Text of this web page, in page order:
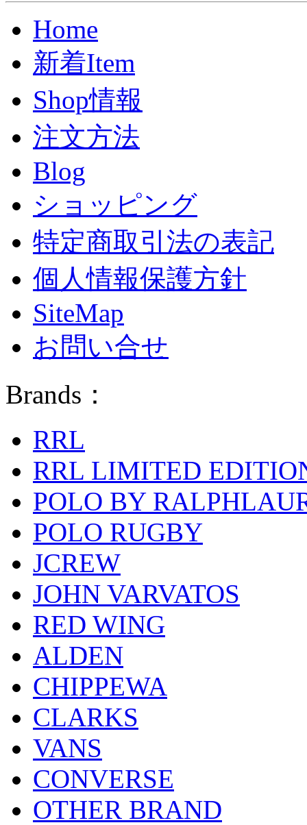
Home
新着Item
Shop情報
注文方法
Blog
ショッピング
特定商取引法の表記
個人情報保護方針
SiteMap
お問い合せ
Brands：
RRL
RRL LIMITED
POLO BY
POLO RUGBY
JCREW
JOHN VARVATOS
RED WING
ALDEN
CHIPPEWA
CLARKS
VANS
CONVERSE
OTHER BRAND